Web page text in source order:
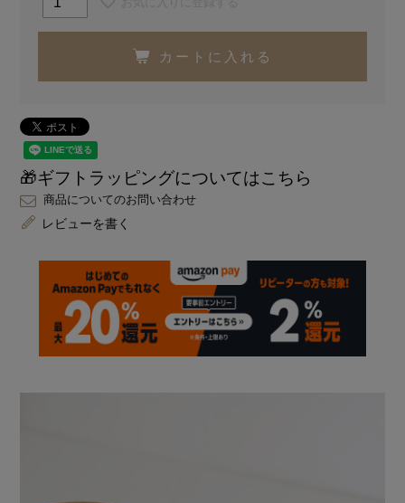
カートに入れる
🎁ギフトラッピングについてはこちら
商品についてのお問い合わせ
レビューを書く